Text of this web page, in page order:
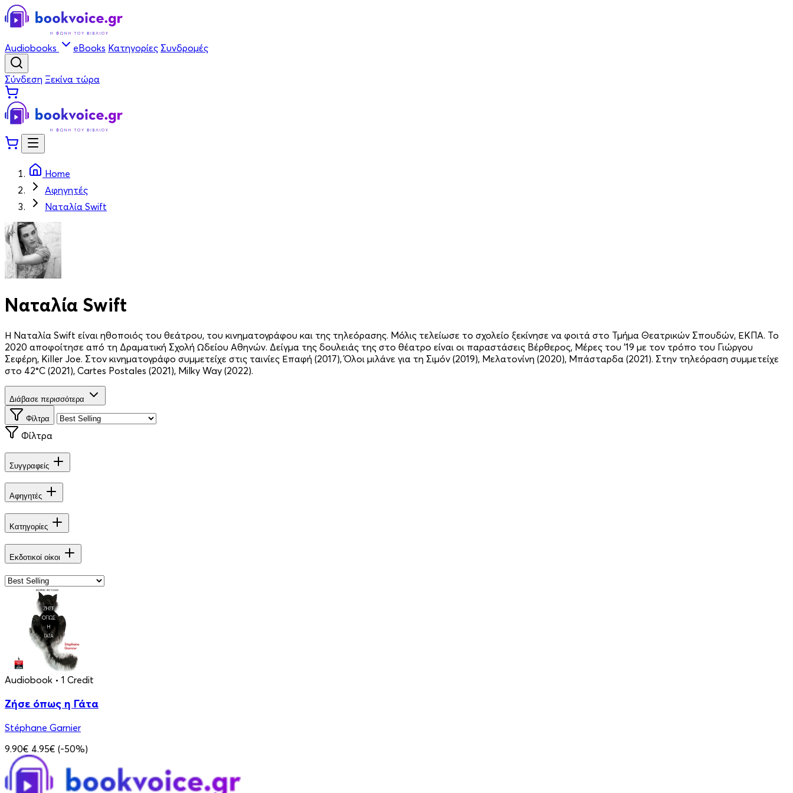
Audiobooks eBooks Κατηγορίες Συνδρομές
Σύνδεση Ξεκίνα τώρα
Home
Αφηγητές
Ναταλία Swift
Ναταλία Swift
Η Ναταλία Swift είναι ηθοποιός του θεάτρου, του κινηματογράφου και της τηλεόρασης. Μόλις τελείωσε το σχολείο ξεκίνησε να φοιτά στο Τμήμα Θεατρικών Σπουδών, ΕΚΠΑ. Το
2020 αποφοίτησε από τη Δραματική Σχολή Ωδείου Αθηνών. Δείγμα της δουλειάς της στο θέατρο είναι οι παραστάσεις Βέρθερος, Μέρες του ’19 με τον τρόπο του Γιώργου
Σεφέρη, Killer Joe. Στον κινηματογράφο συμμετείχε στις ταινίες Επαφή (2017), Όλοι μιλάνε για τη Σιμόν (2019), Μελατονίνη (2020), Μπάσταρδα (2021). Στην τηλεόραση συμμετείχε
στο 42°C (2021), Cartes Postales (2021), Milky Way (2022).
Διάβασε περισσότερα
Φίλτρα
Φίλτρα
Συγγραφείς
Αφηγητές
Κατηγορίες
Εκδοτικοί οίκοι
Audiobook • 1 Credit
Ζήσε όπως η Γάτα
Stéphane Garnier
9.90€ 4.95€ (-50%)